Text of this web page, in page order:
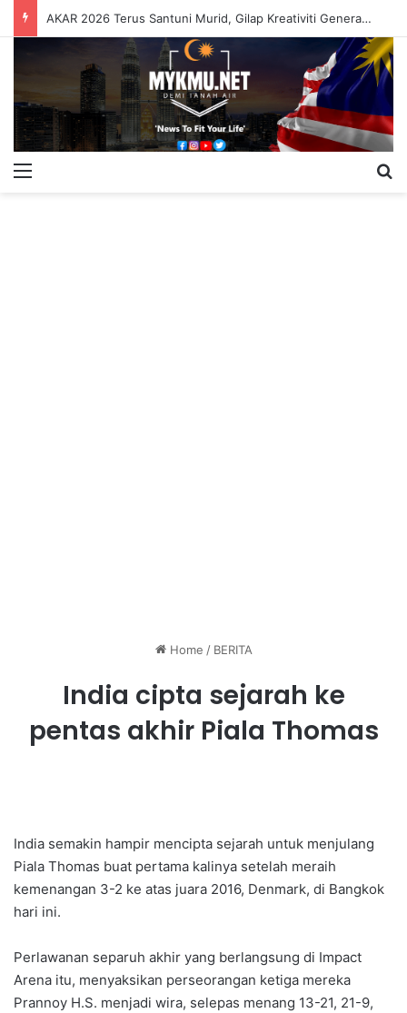
AKAR 2026 Terus Santuni Murid, Gilap Kreativiti Generasi Muda
Home / BERITA
India cipta sejarah ke
pentas akhir Piala Thomas
India semakin hampir mencipta sejarah untuk menjulang
Piala Thomas buat pertama kalinya setelah meraih
kemenangan 3-2 ke atas juara 2016, Denmark, di Bangkok
hari ini.
Perlawanan separuh akhir yang berlangsung di Impact
Arena itu, menyaksikan perseorangan ketiga mereka
Prannoy H.S. menjadi wira, selepas menang 13-21, 21-9,